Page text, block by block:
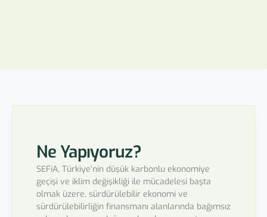
Ne Yapıyoruz?
SEFiA, Türkiye’nin düşük karbonlu ekonomiye
geçişi ve iklim değişikliği ile mücadelesi başta
olmak üzere, sürdürülebilir ekonomi ve
sürdürülebilirliğin finansmanı alanlarında bağımsız